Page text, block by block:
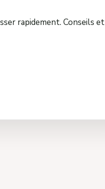
rapidement. Conseils et